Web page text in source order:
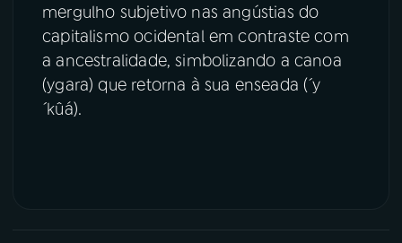
mergulho subjetivo nas angústias do
capitalismo ocidental em contraste com
a ancestralidade, simbolizando a canoa
(ygara) que retorna à sua enseada (´y
´kûá).